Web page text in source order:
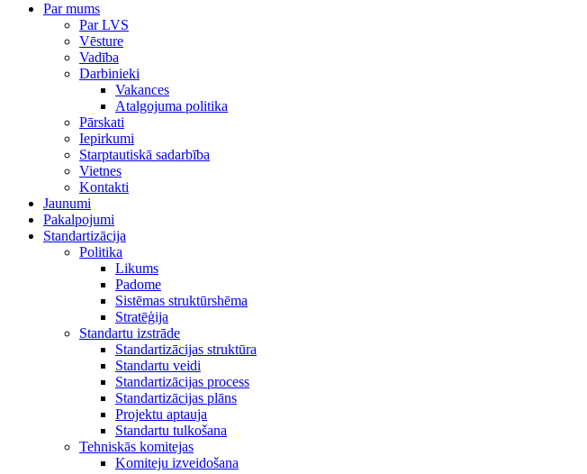
Par mums
Par LVS
Vēsture
Vadība
Darbinieki
Vakances
Atalgojuma politika
Pārskati
Iepirkumi
Starptautiskā sadarbība
Vietnes
Kontakti
Jaunumi
Pakalpojumi
Standartizācija
Politika
Likums
Padome
Sistēmas struktūrshēma
Stratēģija
Standartu izstrāde
Standartizācijas struktūra
Standartu veidi
Standartizācijas process
Standartizācijas plāns
Projektu aptauja
Standartu tulkošana
Tehniskās komitejas
Komiteju izveidošana